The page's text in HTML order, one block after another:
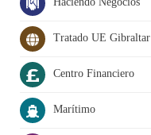
Tratado UE Gibraltar
Centro Financiero
Marítimo